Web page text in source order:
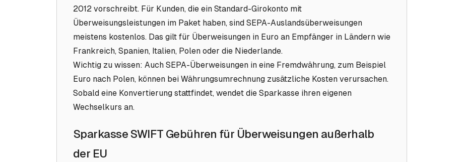
2012 vorschreibt. Für Kunden, die ein Standard-Girokonto mit
Überweisungsleistungen im Paket haben, sind SEPA-Auslandsüberweisungen
meistens kostenlos. Das gilt für Überweisungen in Euro an Empfänger in Ländern wie
Frankreich, Spanien, Italien, Polen oder die Niederlande.
Wichtig zu wissen: Auch SEPA-Überweisungen in eine Fremdwährung, zum Beispiel
Euro nach Polen, können bei Währungsumrechnung zusätzliche Kosten verursachen.
Sobald eine Konvertierung stattfindet, wendet die Sparkasse ihren eigenen
Wechselkurs an.
Sparkasse SWIFT Gebühren für Überweisungen außerhalb
der EU